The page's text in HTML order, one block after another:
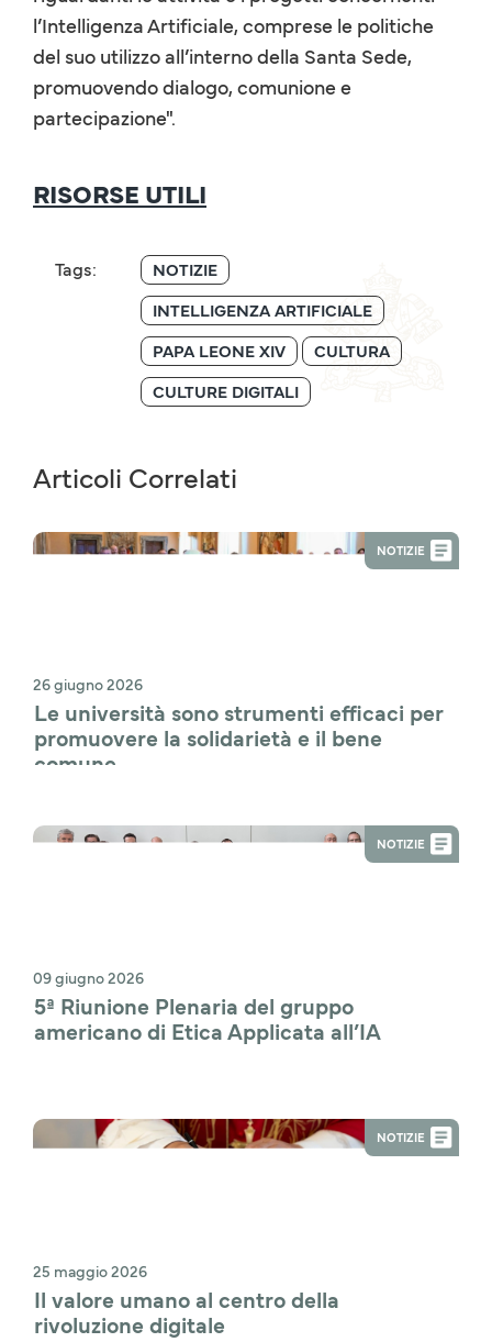
l’Intelligenza Artificiale, comprese le politiche
del suo utilizzo all’interno della Santa Sede,
promuovendo dialogo, comunione e
partecipazione".
RISORSE UTILI
Tags:
NOTIZIE
INTELLIGENZA ARTIFICIALE
PAPA LEONE XIV
CULTURA
CULTURE DIGITALI
Articoli Correlati
NOTIZIE
26 giugno 2026
Le università sono strumenti efficaci per
promuovere la solidarietà e il bene
comune
NOTIZIE
09 giugno 2026
5ª Riunione Plenaria del gruppo
americano di Etica Applicata all’IA
NOTIZIE
25 maggio 2026
Il valore umano al centro della
rivoluzione digitale